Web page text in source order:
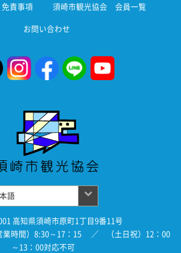
責事項 須崎市観光協会 会員一覧
お問い合わせ
高知県須崎市原町1丁目9番11号
業時間）8:30～17：15 ／ （土日祝）12：00
～13：00対応不可